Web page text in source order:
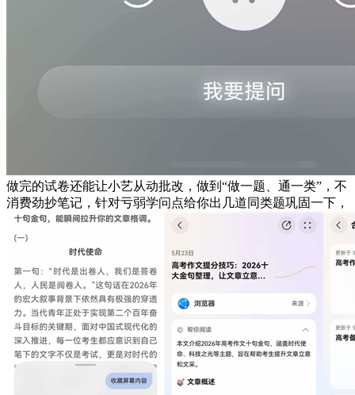
做完的试卷还能让小艺从动批改，做到“做一题、通一类”，不
消费劲抄笔记，针对亏弱学问点给你出几道同类题巩固一下，